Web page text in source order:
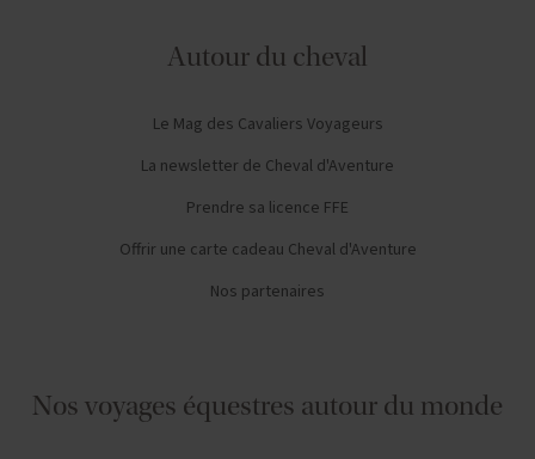
Autour du cheval
Le Mag des Cavaliers Voyageurs
La newsletter de Cheval d'Aventure
Prendre sa licence FFE
Offrir une carte cadeau Cheval d'Aventure
Nos partenaires
Nos voyages équestres autour du monde